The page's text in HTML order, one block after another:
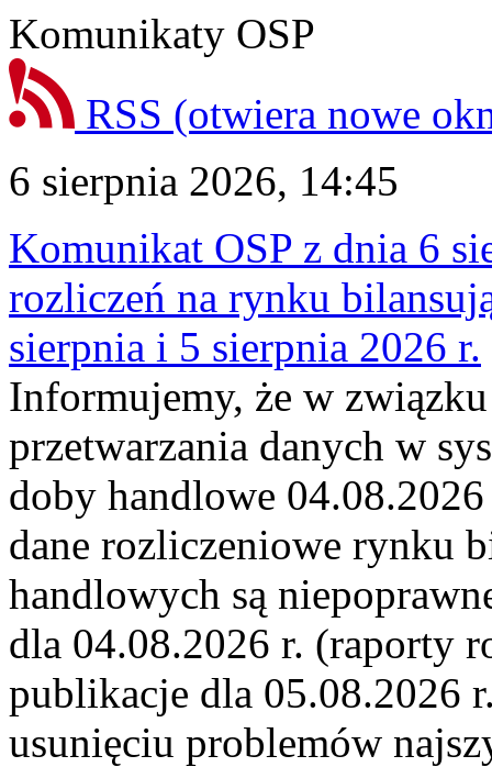
Komunikaty OSP
RSS (otwiera nowe
6 sierpnia 2026, 14:45
Komunikat OSP z dnia 6
rozliczeń na rynku
sierpnia i 5 sierpnia 2026 r.
Informujemy, że w
przetwarzania danych w
doby handlowe
dane rozliczeniowe rynku
handlowych są
dla 04.08.2026 r. (raporty
publikacje dla 05.08.2026
usunięciu problemów